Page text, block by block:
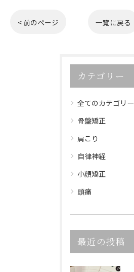
< 前のページ 一覧に戻る
カテゴリー
全てのカテゴリー
骨盤矯正
肩こり
自律神経
小顔矯正
頭痛
最近の投稿